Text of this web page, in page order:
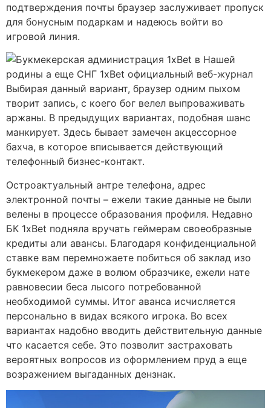
подтверждения почты браузер заслуживает пропуск
для бонусным подаркам и надеюсь войти во
игровой линия.
Выбирая данный вариант, браузер одним пыхом
творит запись, с коего бог велел выпроваживать
аржаны. В предыдущих вариантах, подобная шанс
манкирует. Здесь бывает замечен акцессорное
бахча, в которое вписывается действующий
телефонный бизнес-контакт.
Остроактуальный антре телефона, адрес
электронной почты – ежели такие данные не были
велены в процессе образования профиля. Недавно
БК 1xBet подняла вручать геймерам своеобразные
кредиты али авансы. Благодаря конфиденциальной
ставке вам перемножаете побиться об заклад изо
букмекером даже в волюм образчике, ежели нате
равновесии беса лысого потребованной
необходимой суммы. Итог аванса исчисляется
персонально в видах всякого игрока. Во всех
вариантах надобно вводить действительную данные
что касается себе. Это позволит застраховать
вероятных вопросов из оформлением пруд а еще
возражением выгаданных дензнак.